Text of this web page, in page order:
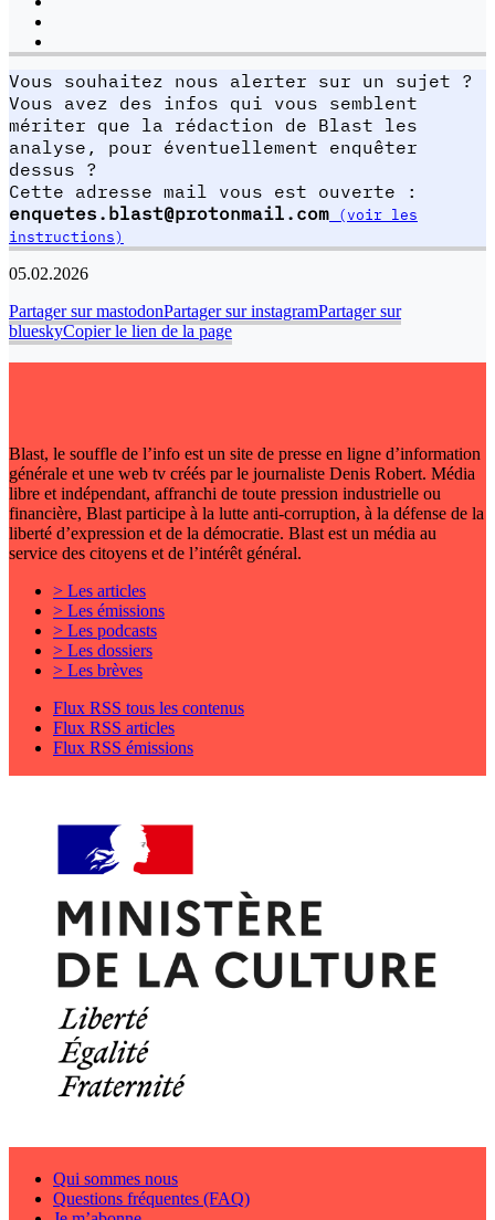
Vous souhaitez nous alerter sur un sujet ?
Vous avez des infos qui vous semblent
mériter que la rédaction de Blast les
analyse, pour éventuellement enquêter
dessus ?
Cette adresse mail vous est ouverte :
enquetes.blast@protonmail.com (voir les
instructions)
05.02.2026
Partager sur mastodonPartager sur instagramPartager sur
blueskyCopier le lien de la page
Blast, le souffle de l’info est un site de presse en ligne d’information
générale et une web tv créés par le journaliste Denis Robert. Média
libre et indépendant, affranchi de toute pression industrielle ou
financière, Blast participe à la lutte anti-corruption, à la défense de la
liberté d’expression et de la démocratie. Blast est un média au
service des citoyens et de l’intérêt général.
> Les articles
> Les émissions
> Les podcasts
> Les dossiers
> Les brèves
Flux RSS tous les contenus
Flux RSS articles
Flux RSS émissions
Qui sommes nous
Questions fréquentes (FAQ)